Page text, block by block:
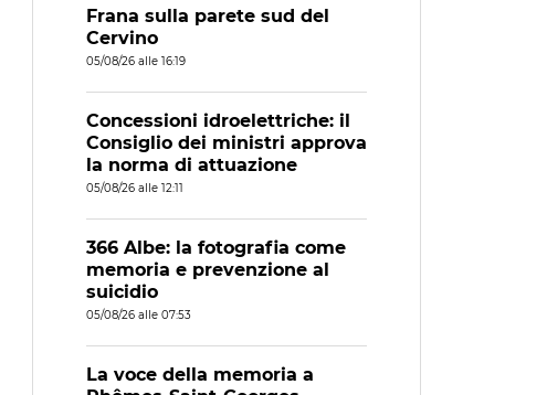
Frana sulla parete sud del
Cervino
05/08/26 alle 16:19
Concessioni idroelettriche: il
Consiglio dei ministri approva
la norma di attuazione
05/08/26 alle 12:11
366 Albe: la fotografia come
memoria e prevenzione al
suicidio
05/08/26 alle 07:53
La voce della memoria a